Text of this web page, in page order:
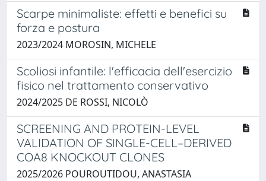
Scarpe minimaliste: effetti e benefici su
forza e postura
2023/2024 MOROSIN, MICHELE
Scoliosi infantile: l'efficacia dell'esercizio
fisico nel trattamento conservativo
2024/2025 DE ROSSI, NICOLÒ
SCREENING AND PROTEIN-LEVEL
VALIDATION OF SINGLE-CELL–DERIVED
COA8 KNOCKOUT CLONES
2025/2026 POUROUTIDOU, ANASTASIA